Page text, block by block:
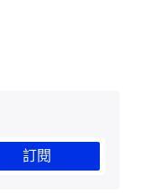
訂閱